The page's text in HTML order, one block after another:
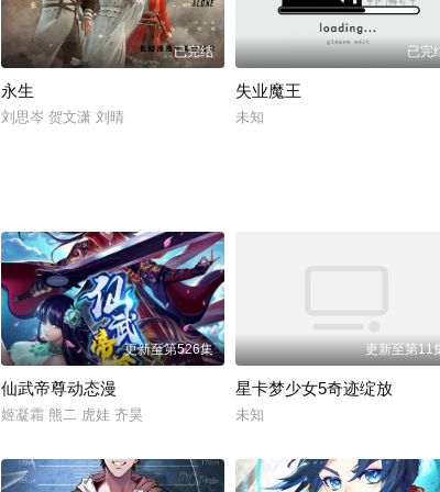
已完结
永生
刘思岑 贺文潇 刘晴
已完
失业魔王
未知
更新至第526集
仙武帝尊动态漫
姬凝霜 熊二 虎娃 齐昊
更新至第11
星卡梦少女5奇迹绽放
未知